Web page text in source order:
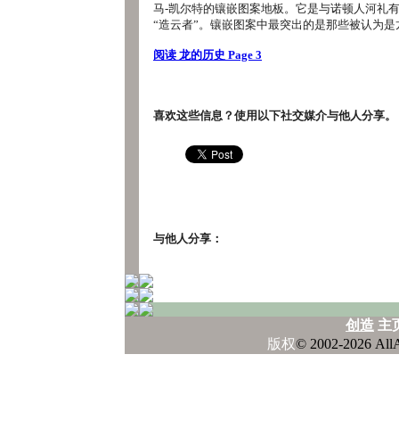
马-凯尔特的镶嵌图案地板。它是与诺顿人河礼
“造云者”。镶嵌图案中最突出的是那些被认为
阅读 龙的历史 Page 3
喜欢这些信息？使用以下社交媒介与他人分享。
与他人分享：
创造 主
版权© 2002-2026